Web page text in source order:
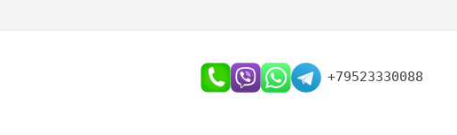
+79523330088